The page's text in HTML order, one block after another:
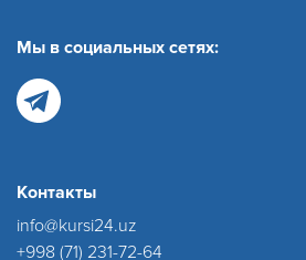
Мы в социальных сетях:
Контакты
info@kursi24.uz
+998 (71) 231-72-64